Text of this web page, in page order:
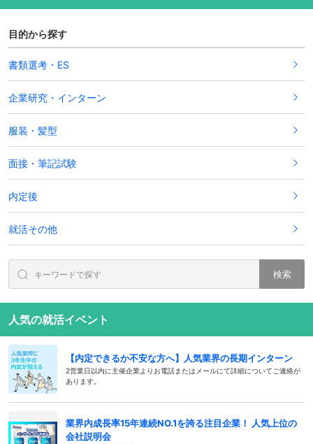
目的から探す
書類選考・ES
企業研究・インターン
服装・髪型
面接・筆記試験
内定後
就活その他
検索
人気の就活イベント
【内定できるか不安な方へ】人気業界の長期インターン
2営業日以内に主催企業よりお電話またはメールにて詳細についてご連絡が
あります。
業界内成長率15年連続NO.1を誇る注目企業！ 人気上位の
会社説明会